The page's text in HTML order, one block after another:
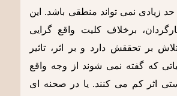
حد زیادی نمی تواند منطقی باشد. این
برخلاف کلیت واقع گرایی
بر تحققش دارد و بر اثر، تاثیر
که گفته نمی شوند از وجه واقع
اثر کم می کنند. یا در صحنه ای